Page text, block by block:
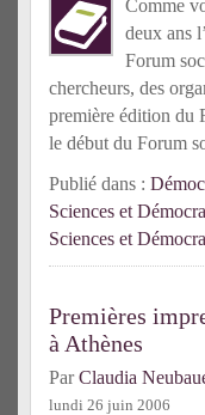
Comme
deux ans
Forum
chercheurs, des
première édition du
le début du Forum
Publié dans :
Sciences et
Sciences et
Premières
à Athènes
ParClaudia
lundi 26 juin 2006